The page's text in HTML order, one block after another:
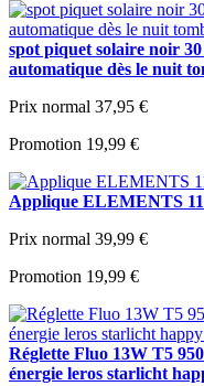
spot piquet solaire noir
automatique dès le nuit
Prix normal 37,95 €
Promotion 19,99 €
Applique ELEMENTS
Prix normal 39,99 €
Promotion 19,99 €
Réglette Fluo 13W T5
énergie leros starlicht